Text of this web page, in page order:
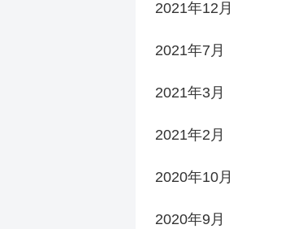
2021年12月
2021年7月
2021年3月
2021年2月
2020年10月
2020年9月